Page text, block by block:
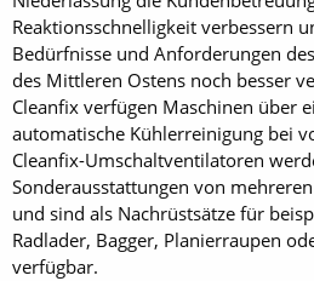
Reaktionsschnelligkeit verbessern
Bedürfnisse und Anforderungen
des Mittleren Ostens noch besser
Cleanfix verfügen Maschinen über
automatische Kühlerreinigung bei
Cleanfix-Umschaltventilatoren
Sonderausstattungen von
und sind als Nachrüstsätze für
Radlader, Bagger, Planierraupen
verfügbar.